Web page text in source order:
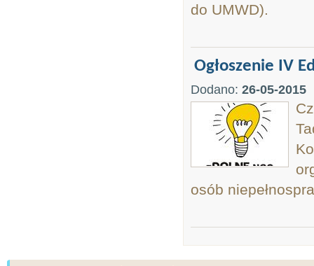
do UMWD).
Ogłoszenie IV
Dodano: 26-05-2015
osób